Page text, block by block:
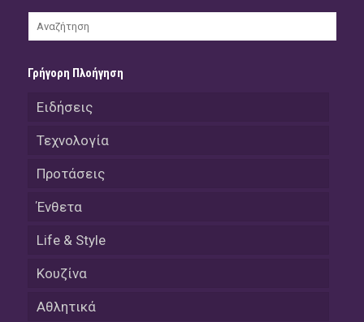
Γρήγορη Πλοήγηση
Ειδήσεις
Τεχνολογία
Προτάσεις
Ένθετα
Life & Style
Κουζίνα
Αθλητικά